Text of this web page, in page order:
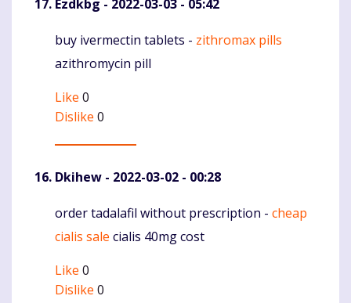
Ezdkbg - 2022-03-03 - 05:42
Komentaras
buy ivermectin tablets - zithromax pills
azithromycin pill
Like 0
Dislike 0
Dkihew - 2022-03-02 - 00:28
Komentaras
order tadalafil without prescription - cheap
cialis sale cialis 40mg cost
Like 0
Dislike 0